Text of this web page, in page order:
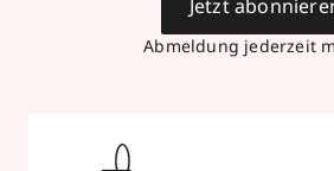
Abmeldung jederzeit
Jetzt